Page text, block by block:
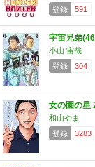
登録
591
宇宙兄弟
小山 宙哉
登録
304
女の園の星
和山やま
登録
3283